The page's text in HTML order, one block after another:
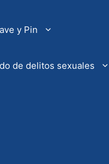
y Pin
de delitos sexuales